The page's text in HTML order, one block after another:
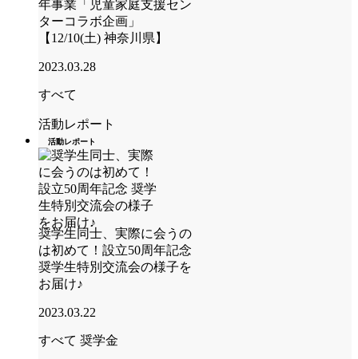
年事業「児童家庭支援セン
ターコラボ企画」
【12/10(土) 神奈川県】
2023.03.28
すべて
活動レポート
活動レポート
奨学生同士、実際に会うの
は初めて！設立50周年記念
奨学生特別交流会の様子を
お届け♪
2023.03.22
すべて 奨学金